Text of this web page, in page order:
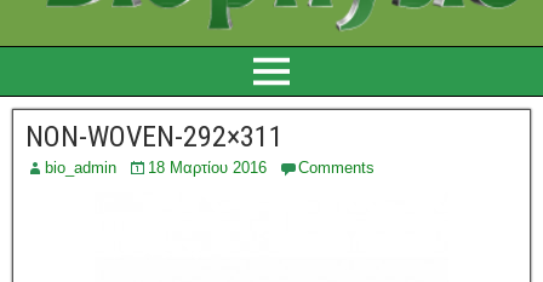
NON-WOVEN-292×311
bio_admin 18 Μαρτίου 2016 Comments